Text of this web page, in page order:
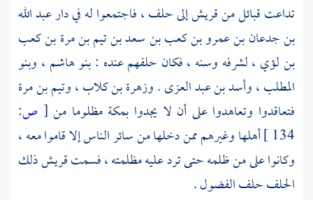
تداعت قبائل منقريشإلى حلف ، فاجتمعوا له في دارعبد الله
بن جدعان بن عمرو بن كعب بن سعد بن تيم بن مرة بن كعب
بن لؤي ، لشرفه وسنه ، فكان حلفهم عنده :بنو هاشم ، وبنو
المطلب،وأسد بن عبد العزى.وزهرة بن كلاب،وتيم بن مرة
فتعاقدوا وتعاهدوا على أن لا يجدوا بمكةمظلوما من [ ص:
134 ] أهلها وغيرهم ممن دخلها من سائر الناس إلا قاموا معه ،
وكانوا على من ظلمه حتى ترد عليه مظلمته ، فسمتقريشذلك
الحلف حلف الفضول .